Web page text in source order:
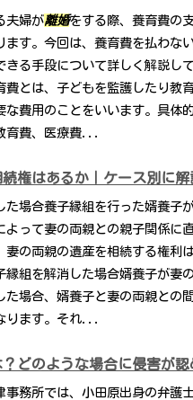
夫婦が離婚をする際、養育費の
ます。今回は、養育費を払わな
きる手段について詳しく解説し
費とは、子どもを監護したり教
な費用のことをいいます。具体
育費、医療費...
権はあるか｜ケース別に解
た場合養子縁組を行った婿養子
よって妻の両親との親子関係に
妻の両親の遺産を相続する権利
組を解消した場合婿養子が妻
た場合、婿養子と妻の両親との
ります。それ...
？どのような場合に侵害が認
事務所では、小田原出身の弁護